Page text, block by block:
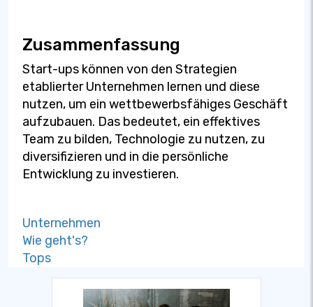
Zusammenfassung
Start-ups können von den Strategien
etablierter Unternehmen lernen und diese
nutzen, um ein wettbewerbsfähiges Geschäft
aufzubauen. Das bedeutet, ein effektives
Team zu bilden, Technologie zu nutzen, zu
diversifizieren und in die persönliche
Entwicklung zu investieren.
Unternehmen
Wie geht's?
Tops